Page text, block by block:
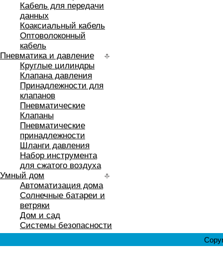
Кабель для передачи
данных
Коаксиальный кабель
Оптоволоконный
кабель
Пневматика и давление
Круглые цилиндры
Клапана давления
Принадлежности для
клапанов
Пневматические
Клапаны
Пневматические
принадлежности
Шланги давления
Набор инструмента
для сжатого воздуха
Умный дом
Автоматизация дома
Солнечные батареи и
ветряки
Дом и сад
Системы безопасности